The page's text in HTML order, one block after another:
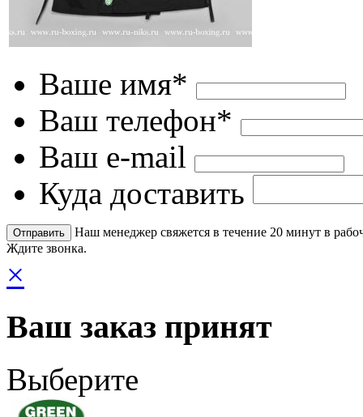
Ваше имя*
Ваш телефон*
Ваш e-mail
Куда доставить
Наш менеджер свяжется в течение 20 минут в
Ждите звонка.
×
Ваш заказ принят
Выберите